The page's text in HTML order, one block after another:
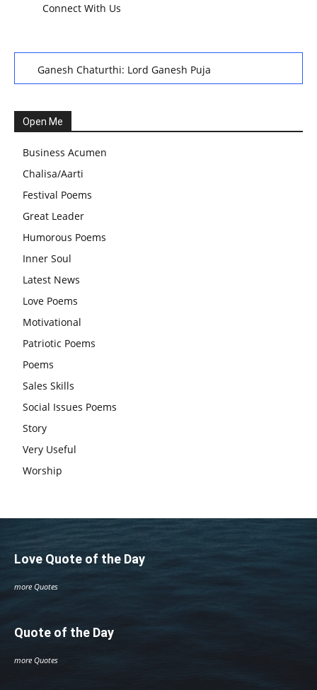
Connect With Us
Ganesh Chaturthi: Lord Ganesh Puja
Festival: A Celebration of Tradition and Womanhood
स्वामी अवधेशानंद जी गिरि के जीवन सूत्र:किन चीजों के कारण लोग अशांत
और असंतुलित रहते हैं?
आज का जीवन मंत्र:महिलाएं पुरुषों से श्रेष्ठ होती हैं, हमेशा उनका सम्मान
करना चाहिए और उन्हें पूजनीय दृष्टि से देखना चाहिए
वट सावित्री पूजा विधि और कथा:इस व्रत में सौलह श्रृंगार से सजती हैं
महिलाएं, करती हैं देवी सावित्री और बरगद की पूजा
CBSE 12वीं परीक्षा रद्द होने का असर:बच्चों को अब फोकस कॉम्पिटिटिव
एग्जाम पर करना चाहिए, तनाव लेने की जरूरत नहीं
Open Me
Business Acumen
Chalisa/Aarti
Festival Poems
Great Leader
Humorous Poems
Inner Soul
Latest News
Love Poems
Motivational
Patriotic Poems
Poems
Sales Skills
Social Issues Poems
Story
Very Useful
Worship
Love Quote of the Day
more Quotes
Quote of the Day
more Quotes